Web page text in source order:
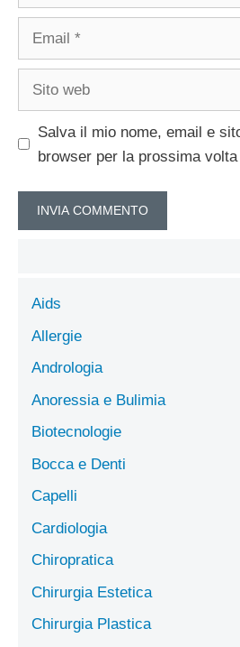
Salva il mio nome, email e
browser per la prossima
Aids
Allergie
Andrologia
Anoressia e Bulimia
Biotecnologie
Bocca e Denti
Capelli
Cardiologia
Chiropratica
Chirurgia Estetica
Chirurgia Plastica